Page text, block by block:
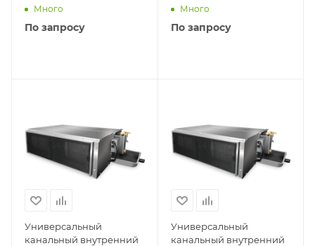
12HN8_V4
Много
По запросу
BSPKI-18HN8_V4
Много
По запросу
Универсальный
канальный внутренний
Универсальный
канальный внутренний